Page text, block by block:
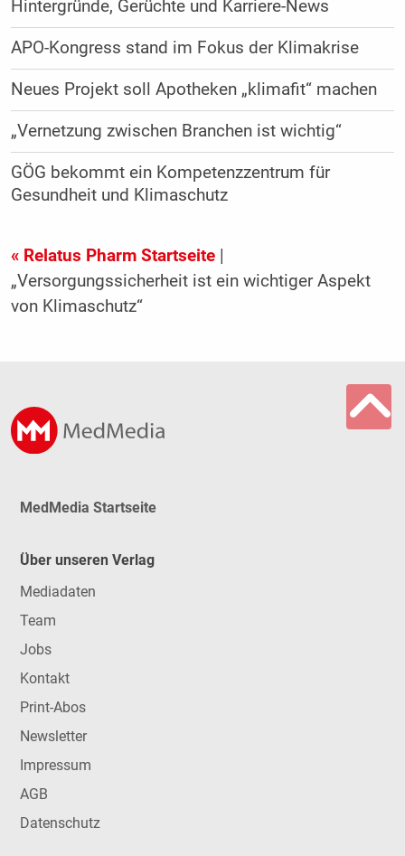
Hintergründe, Gerüchte und Karriere-News
APO-Kongress stand im Fokus der Klimakrise
Neues Projekt soll Apotheken „klimafit“ machen
„Vernetzung zwischen Branchen ist wichtig“
GÖG bekommt ein Kompetenzzentrum für
Gesundheit und Klimaschutz
« Relatus Pharm Startseite|
„Versorgungssicherheit ist ein wichtiger Aspekt
von Klimaschutz“
MedMedia Startseite
Über unseren Verlag
Mediadaten
Team
Jobs
Kontakt
Print-Abos
Newsletter
Impressum
AGB
Datenschutz